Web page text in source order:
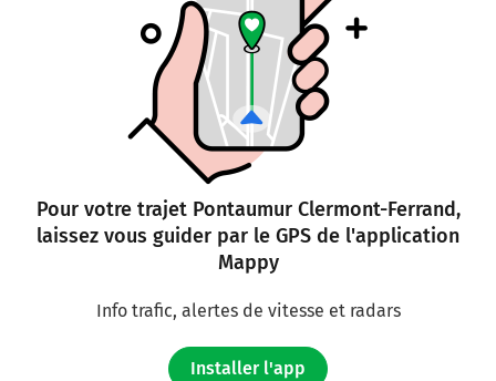
Pour votre trajet Pontaumur Clermont-Ferrand,
laissez vous guider par le GPS de l'application
Mappy
Info trafic, alertes de vitesse et radars
Installer l'app